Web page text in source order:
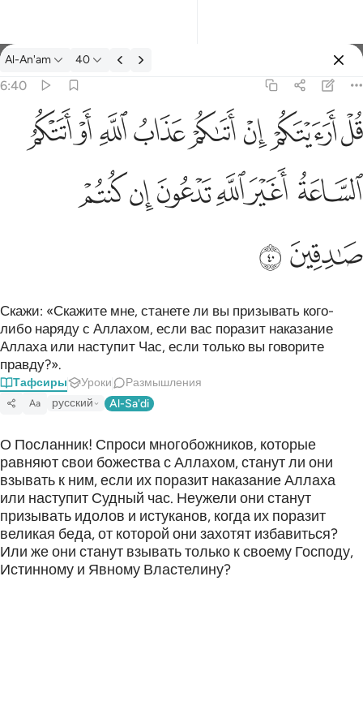
Тафсир: Al-An'am 6:40
Al-An'am 40
6:40
اتاكم عذاب الله او اتتكم الساعة اغير الله تدعون ان كنتم صادقين ٤٠
عَذَابُ ٱللَّهِ أَوْ أَتَتْكُمُ ٱلسَّاعَةُ أَغَيْرَ ٱللَّهِ تَدْعُونَ إِن كُنتُمْ صَـٰدِقِينَ ٤٠ﲏﲐﲑﲒﲓﲔﲕﲖ
ﲗ ﲘﲙﲚﲛ ﲜ
ﲝﲞ
Скажи: «Скажите мне, станете ли вы призывать кого-
либо наряду с Аллахом, если вас поразит наказание
Аллаха или наступит Час, если только вы говорите
правду?».
Тафсиры Уроки Размышления
Aa русский Al-Sa'di
О Посланник! Спроси многобожников, которые
равняют свои божества с Аллахом, станут ли они
взывать к ним, если их поразит наказание Аллаха
или наступит Судный час. Неужели они станут
призывать идолов и истуканов, когда их поразит
великая беда, от которой они захотят избавиться?
Или же они станут взывать только к своему Господу,
Истинному и Явному Властелину?